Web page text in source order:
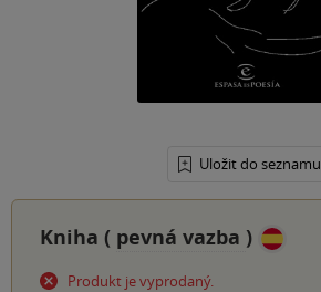
Uložit do seznamu
Kniha ( pevná vazba )
Produkt je vyprodaný.